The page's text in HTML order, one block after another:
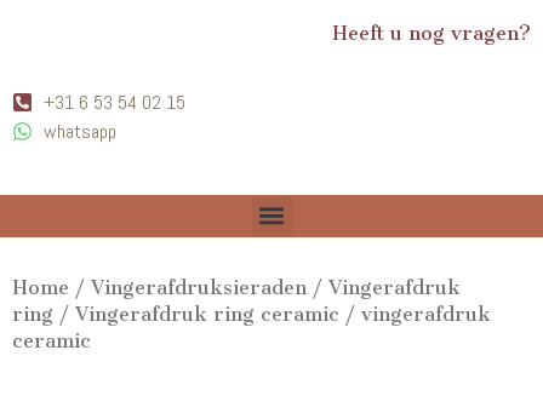
Heeft u nog vragen?
+31 6 53 54 02 15
whatsapp
Home / Vingerafdruksieraden / Vingerafdruk
ring / Vingerafdruk ring ceramic / vingerafdruk
ceramic